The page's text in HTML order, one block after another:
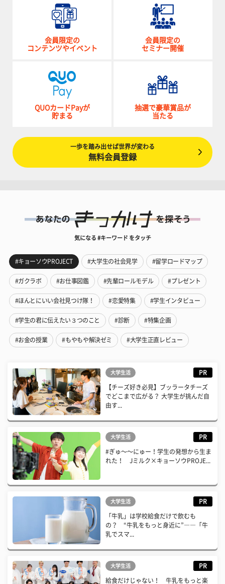
会員限定の
コンテンツやイベント
会員限定の
セミナー開催
QUOカードPayが
貯まる
抽選で豪華賞品が
当たる
一歩を踏み出せば世界が変わる
無料会員登録
気になる #キーワード をタッチ
#キョーソウPROJECT #大学生の社会見学 #留学ロードマップ
#ガクラボ #お仕事図鑑 #先輩ロールモデル #プレゼント
#ほんとにいい会社見つけ隊！ #恋愛特集 #学生インタビュー
#学生の君に伝えたい３つのこと #診断 #特集企画
#お金の授業 #もやもや解決ゼミ #大学生正直レビュー
大学生活 PR
【チーズ好き必見】ブッラータチーズ
でどこまで広がる？ 大学生が挑んだ自
由す...
大学生活 PR
#ぎゅ〜〜にゅー！学生の発想から生ま
れた！ Jミルク×キョーソウPROJE...
大学生活 PR
「牛乳」は学校給食だけで飲むも
の？ “牛乳をもっと身近に”――「牛
乳でスマ...
大学生活 PR
給食だけじゃない！ 牛乳をもっと楽